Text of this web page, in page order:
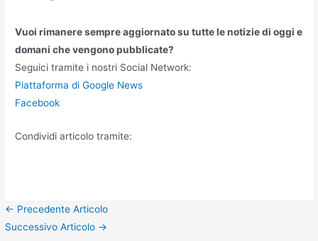
Vuoi rimanere sempre aggiornato su tutte le notizie di oggi e
domani che vengono pubblicate?
Seguici tramite i nostri Social Network:
Piattaforma di Google News
Facebook
Condividi articolo tramite:
Navigazione
articoli
← Precedente Articolo
Successivo Articolo →